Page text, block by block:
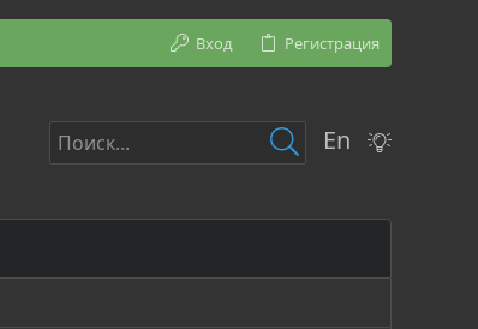
Вход Регистрация
En